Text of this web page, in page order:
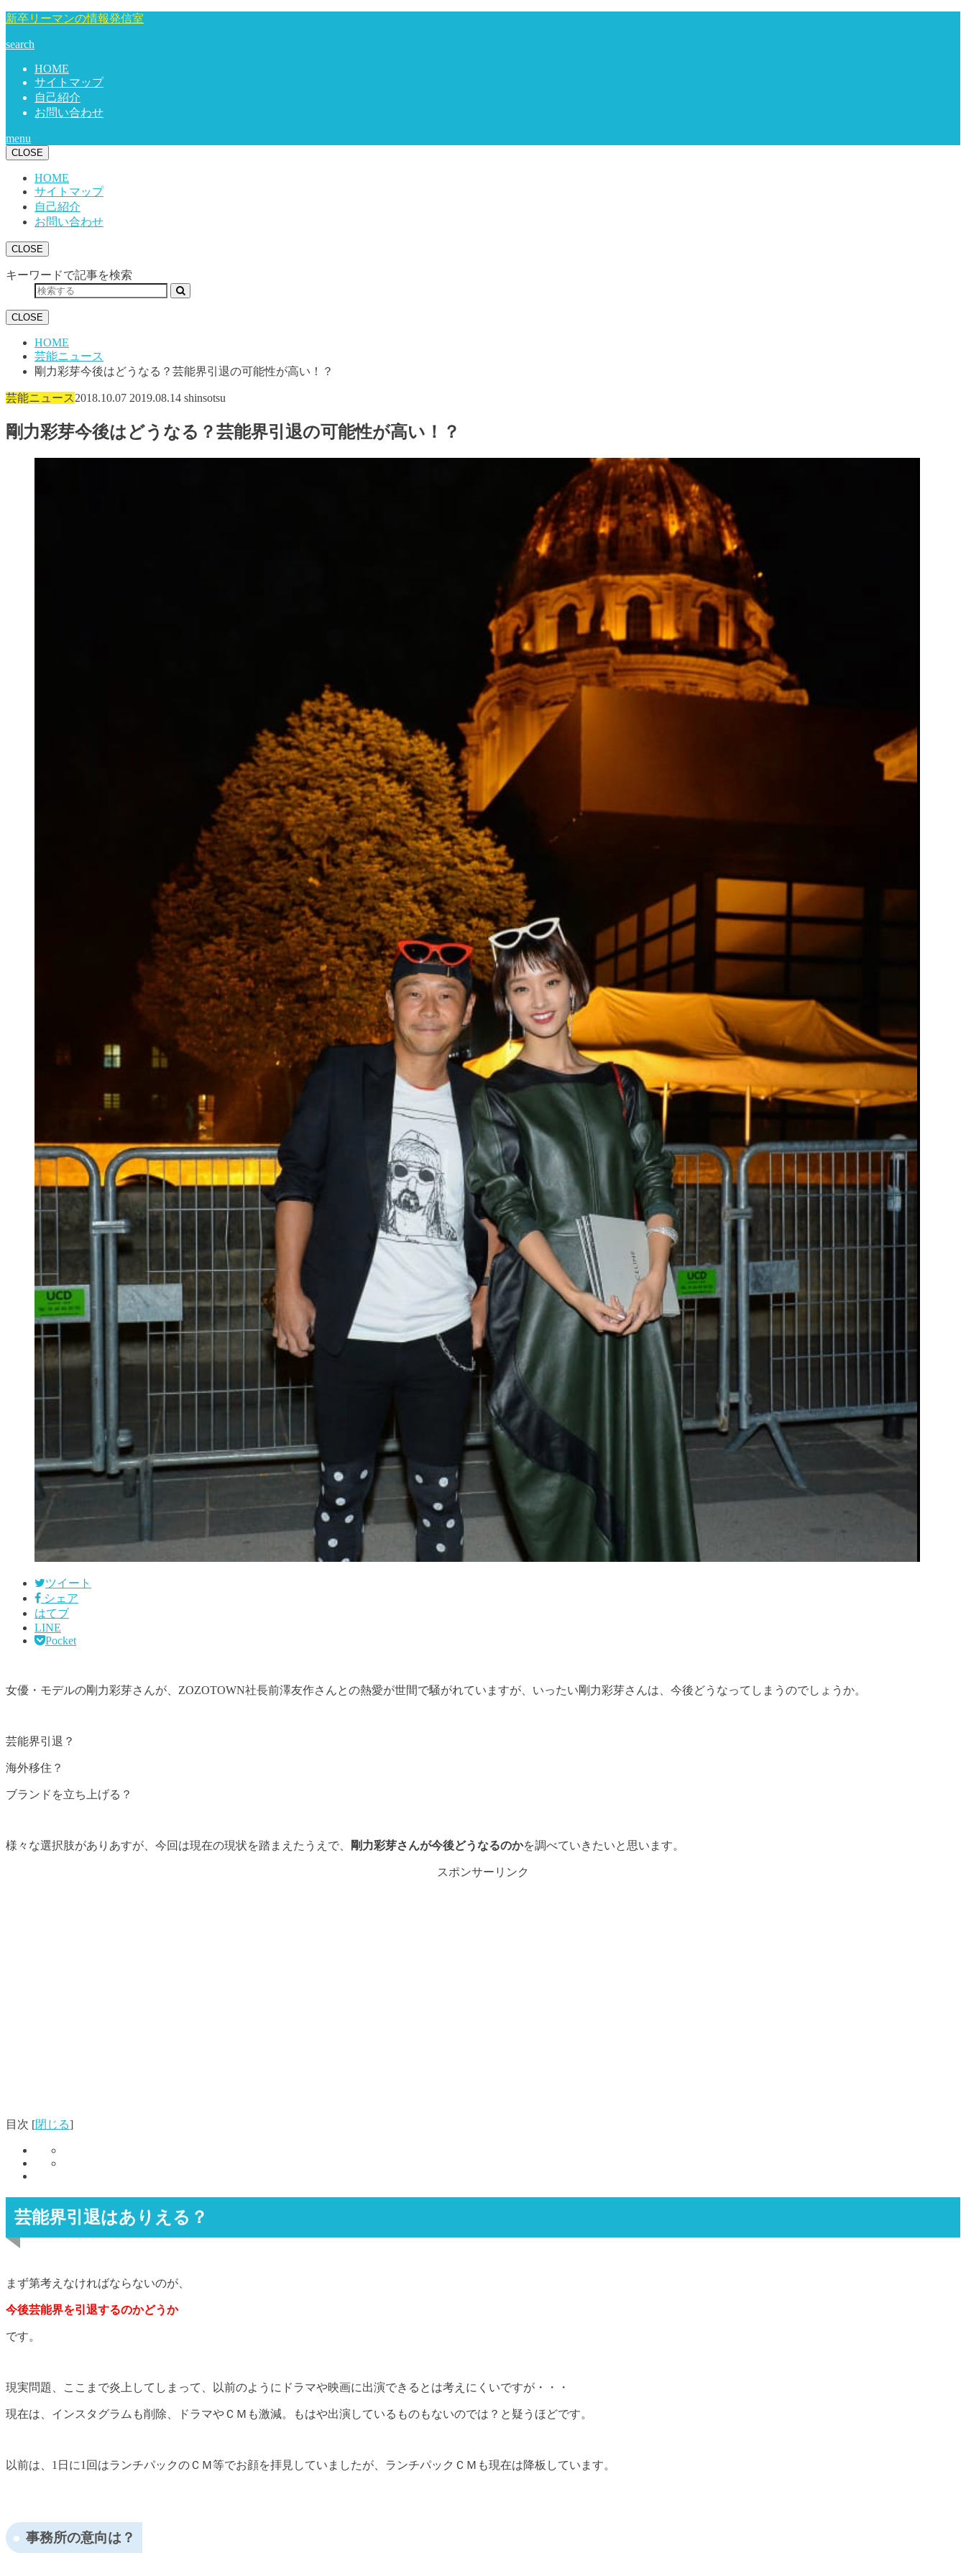
新卒リーマンの情報発信室
search
HOME
サイトマップ
自己紹介
お問い合わせ
menu
CLOSE
HOME
サイトマップ
自己紹介
お問い合わせ
CLOSE
キーワードで記事を検索
CLOSE
HOME
芸能ニュース
剛力彩芽今後はどうなる？芸能界引退の可能性が高い！？
芸能ニュース 2018.10.07 2019.08.14 shinsotsu
剛力彩芽今後はどうなる？芸能界引退の可能性が高い！？
ツイート
シェア
はてブ
LINE
Pocket
女優・モデルの剛力彩芽さんが、ZOZOTOWN社長前澤友作さんとの熱愛が世間で騒がれていますが、いったい剛力彩芽さんは、今後どうなってしまうのでしょうか。
芸能界引退？
海外移住？
ブランドを立ち上げる？
様々な選択肢がありあすが、今回は現在の現状を踏まえたうえで、 剛力彩芽さんが今後どうなるのかを調べていきたいと思います。
スポンサーリンク
目次 [閉じる]
芸能界引退はありえる？
まず第考えなければならないのが、
今後芸能界を引退するのかどうか
です。
現実問題、ここまで炎上してしまって、以前のようにドラマや映画に出演できるとは考えにくいですが・・・
現在は、インスタグラムも削除、ドラマやＣＭも激減。もはや出演しているものもないのでは？と疑うほどです。
以前は、1日に1回はランチパックのＣＭ等でお顔を拝見していましたが、ランチパックＣＭも現在は降板しています。
事務所の意向は？